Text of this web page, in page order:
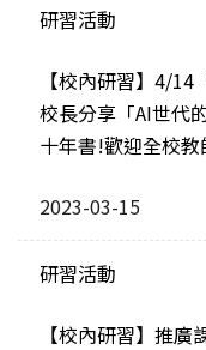
研習活動
【校內研習】4/
校長分享「AI世代
十年書!歡迎全校
2023-03-15
研習活動
【校內研習】推